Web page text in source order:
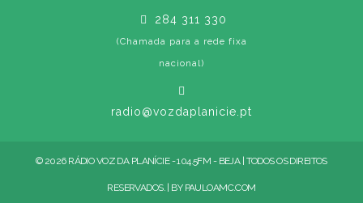
284 311 330
(Chamada para a rede fixa
nacional)
radio@vozdaplanicie.pt
© 2026 RÁDIO VOZ DA PLANÍCIE - 104.5FM - BEJA | TODOS OS DIREITOS
RESERVADOS. | BY PAULOAMC.COM